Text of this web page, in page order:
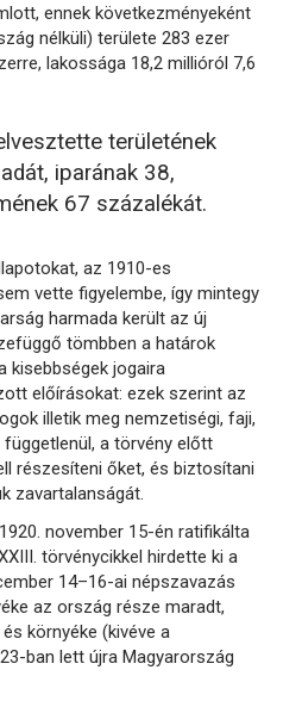
ennek következményeként
nélküli) területe 283 ezer
lakossága 18,2 millióról 7,6
területének
iparának 38,
67 százalékát.
az 1910-es
vette figyelembe, így mintegy
harmada került az új
tömbben a határok
kisebbségek jogaira
előírásokat: ezek szerint az
illetik meg nemzetiségi, faji,
a törvény előtt
részesíteni őket, és biztosítani
zavartalanságát.
november 15-én ratifikálta
törvénycikkel hirdette ki a
14–16-ai népszavazás
az ország része maradt,
környéke (kivéve a
ban lett újra Magyarország